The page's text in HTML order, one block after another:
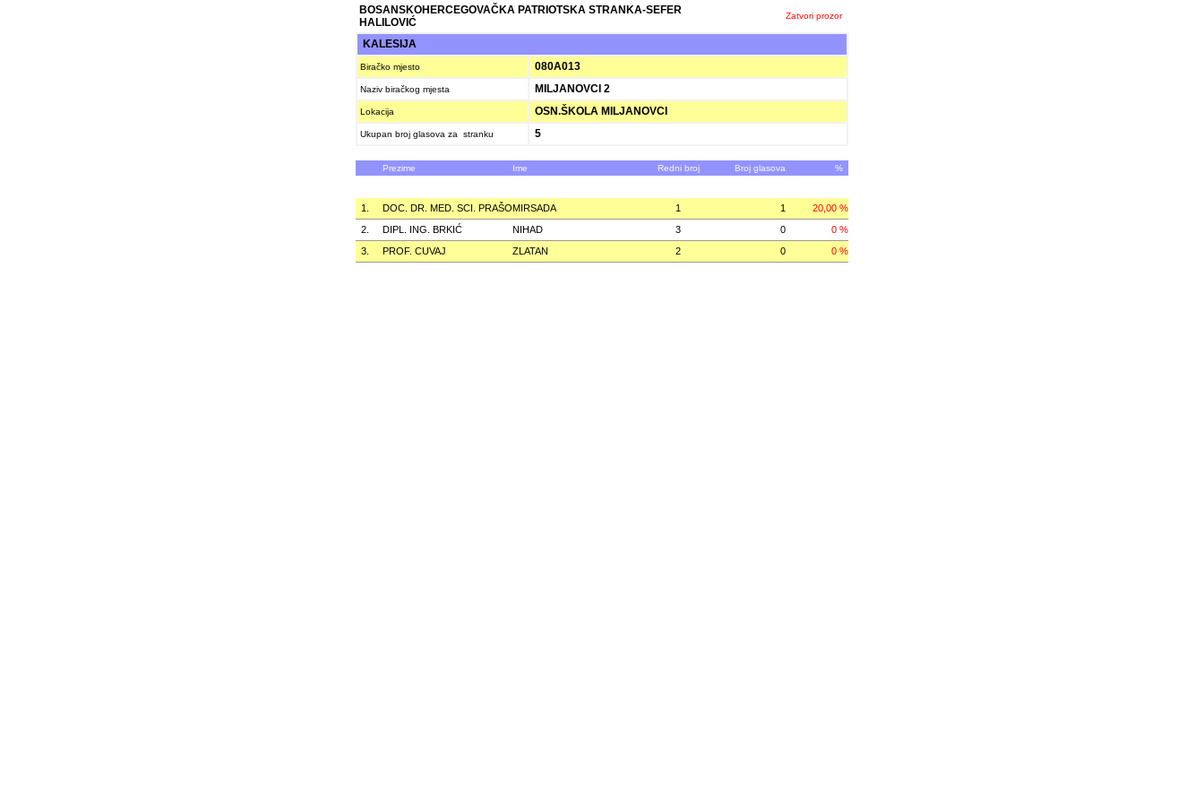
BOSANSKOHERCEGOVAČKA PATRIOTSKA STRANKA-SEFER
HALILOVIĆ
Zatvori prozor
KALESIJA
Biračko mjesto 080A013
Naziv biračkog mjesta MILJANOVCI 2
Lokacija OSN.ŠKOLA MILJANOVCI
Ukupan broj glasova za stranku 5
Prezime Ime Redni broj Broj glasova %
1. DOC. DR. MED. SCI. PRAŠOMIRSADA 1 1
20,00 %
2.
DIPL. ING. BRKIĆ NIHAD 3 0
0 %
3.
PROF. CUVAJ ZLATAN 2 0 0 %